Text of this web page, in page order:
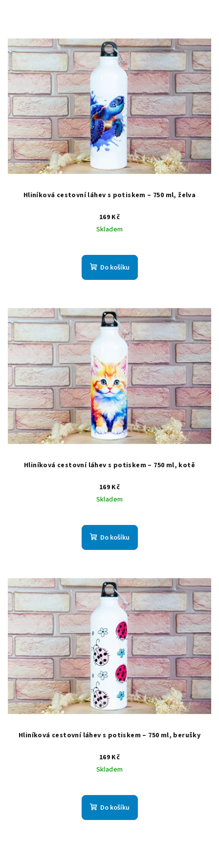
Hliníková cestovní láhev s potiskem – 750 ml, želva
169 Kč
Skladem
Do košíku
Hliníková cestovní láhev s potiskem – 750 ml, kotě
169 Kč
Skladem
Do košíku
Hliníková cestovní láhev s potiskem – 750 ml, berušky
169 Kč
Skladem
Do košíku